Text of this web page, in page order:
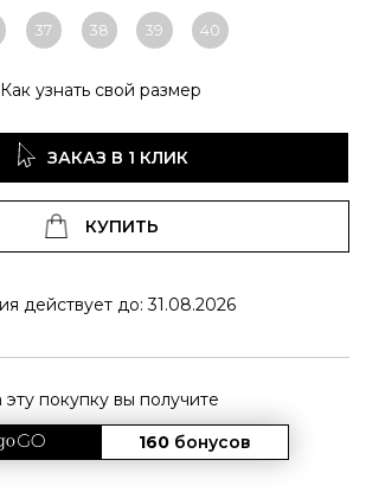
37 38 39 40
Как узнать свой размер
ЗАКАЗ В 1 КЛИК
КУПИТЬ
действует до: 31.08.2026
эту покупку вы получите
160 бонусов